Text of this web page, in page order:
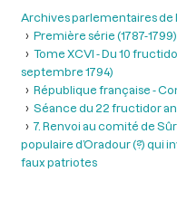
Archives parlementaires de
Première série (1787-1799)
Tome XCVI - Du 10
septembre 1794)
République française -
Séance du 22 fructidor an
7. Renvoi au comité de
populaire d’Oradour (?) qui
faux patriotes